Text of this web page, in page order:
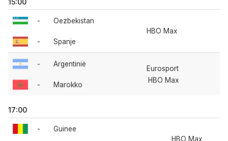
15:00
-
-
Oezbekistan
Spanje
HBO Max
-
-
Argentinië
Marokko
Eurosport
HBO Max
17:00
- Guinee
HBO Max